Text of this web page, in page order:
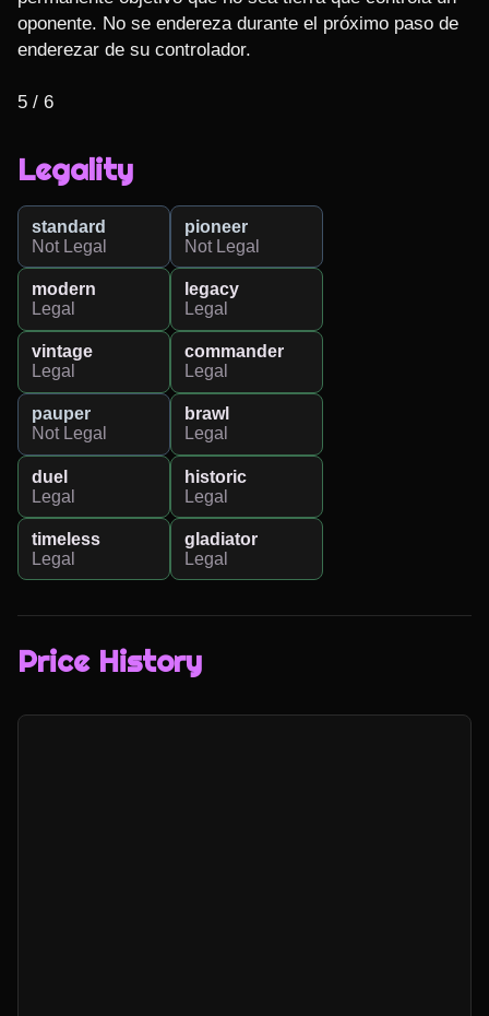
oponente. No se endereza durante el próximo paso de
enderezar de su controlador.
5 / 6
Legality
standard
Not Legal
pioneer
Not Legal
modern
Legal
legacy
Legal
vintage
Legal
commander
Legal
pauper
Not Legal
brawl
Legal
duel
Legal
historic
Legal
timeless
Legal
gladiator
Legal
Price History